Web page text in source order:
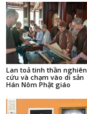
Lan toả tinh thần nghiên
cứu và chạm vào di sản
Hán Nôm Phật giáo